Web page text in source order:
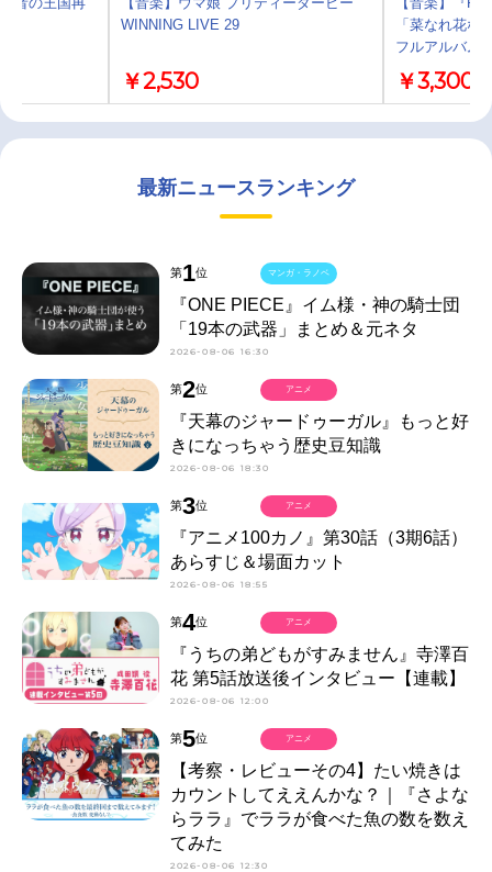
WINNING LIVE 29
￥2,530
「菜なれ花な
フルアルバム
￥3,300
最新ニュースランキング
第1位
『ONE PIECE』イム様・神の騎士団
「19本の武器」まとめ＆元ネタ
2026-08-06 16:30
マンガ・ラノベ
第2位
『天幕のジャードゥーガル』もっと好
きになっちゃう歴史豆知識
2026-08-06 18:30
アニメ
第3位
『アニメ100カノ』第30話（3期6話）
あらすじ＆場面カット
2026-08-06 18:55
アニメ
第4位
『うちの弟どもがすみません』寺澤百
花 第5話放送後インタビュー【連載】
2026-08-06 12:00
アニメ
第5位
【考察・レビューその4】たい焼きは
カウントしてええんかな？｜『さよな
らララ』でララが食べた魚の数を数え
てみた
2026-08-06 12:30
アニメ